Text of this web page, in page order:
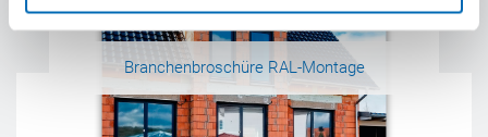
Branchenbroschüre RAL-Montage